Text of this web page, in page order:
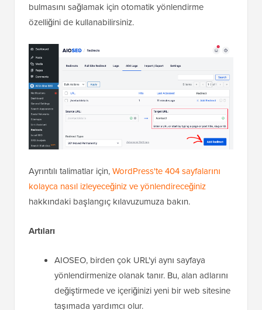
bulmasını sağlamak için otomatik yönlendirme
özelliğini de kullanabilirsiniz.
Ayrıntılı talimatlar için,WordPress'te 404 sayfalarını
kolayca nasıl izleyeceğiniz ve yönlendireceğiniz
hakkındaki başlangıç kılavuzumuza bakın.
Artıları
AIOSEO, birden çok URL'yi aynı sayfaya
yönlendirmenize olanak tanır. Bu, alan adlarını
değiştirmede ve içeriğinizi yeni bir web sitesine
taşımada yardımcı olur.